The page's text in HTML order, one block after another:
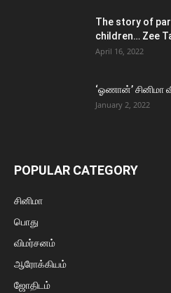
The story of
children… Zee
April 16, 2022
‘ஓணான்’ சினிமா
January 2, 2022
POPULAR CATEGORY
சினிமா
பொது
விமர்சனம்
ஆரோக்கியம்
ஜோதிடம்